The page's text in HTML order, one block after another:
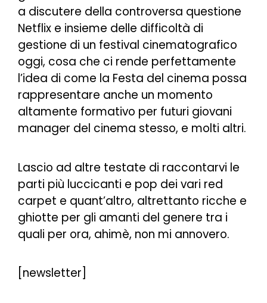
a discutere della controversa questione
Netflix e insieme delle difficoltà di
gestione di un festival cinematografico
oggi, cosa che ci rende perfettamente
l’idea di come la Festa del cinema possa
rappresentare anche un momento
altamente formativo per futuri giovani
manager del cinema stesso, e molti altri.
Lascio ad altre testate di raccontarvi le
parti più luccicanti e pop dei vari red
carpet e quant’altro, altrettanto ricche e
ghiotte per gli amanti del genere tra i
quali per ora, ahimè, non mi annovero.
[newsletter]